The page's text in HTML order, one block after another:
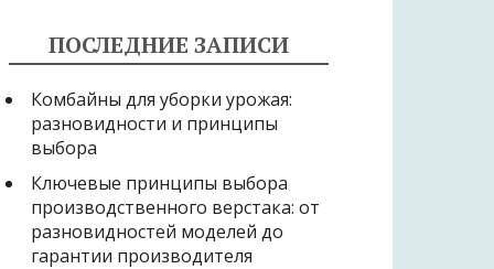
ПОСЛЕДНИЕ ЗАПИСИ
Комбайны для уборки урожая:
разновидности и принципы
выбора
Ключевые принципы выбора
производственного верстака: от
разновидностей моделей до
гарантии производителя